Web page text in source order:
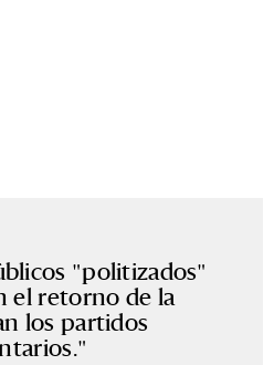
"politizados"
el retorno de la
los partidos